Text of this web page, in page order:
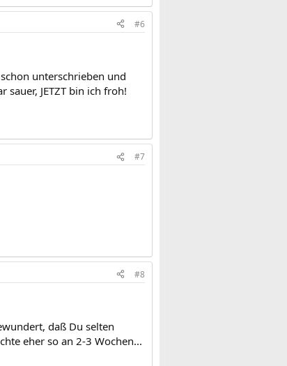
#6
unterschrieben und
JETZT bin ich froh!
#7
#8
daß Du selten
eher so an 2-3 Wochen...